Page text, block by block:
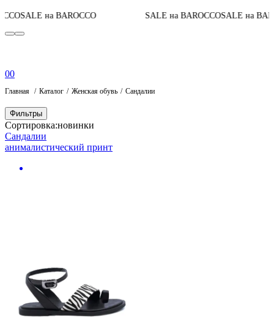
SALE на BAROCCO SALE на BAROCCOSALE на
00
Главная Каталог Женская обувь Сандалии
Фильтры
Сортировка:новинки
Сандалии
анималистический принт